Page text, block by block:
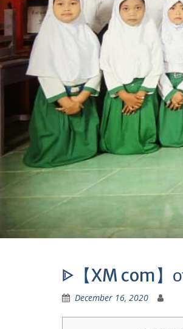
ᐈ【XM com】
December 16, 2020